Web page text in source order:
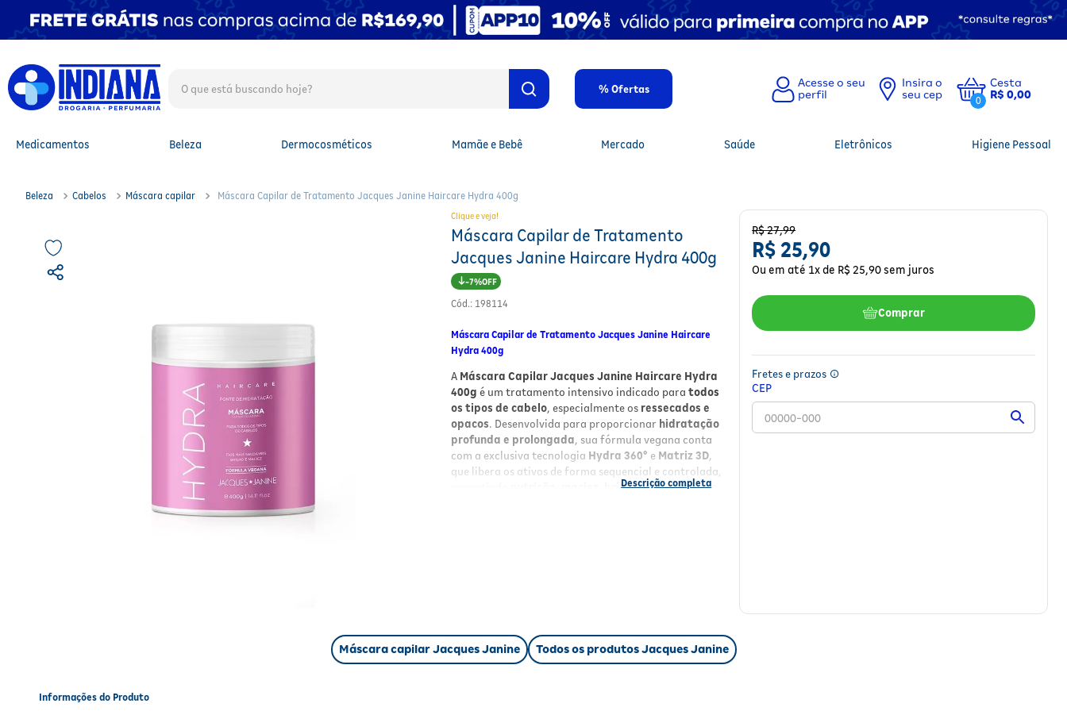
% Ofertas
Insira o
seu cep
0
Cesta
R$ 0,00
Medicamentos Beleza Dermocosméticos Mamãe e Bebê Mercado Saúde Eletrônicos Higiene Pessoal
Beleza Cabelos Máscara capilar Máscara Capilar de Tratamento Jacques Janine Haircare Hydra 400g
Clique e veja!
Máscara Capilar de Tratamento
Jacques Janine Haircare Hydra 400g
7%
Cód.: 198114
Máscara Capilar de Tratamento Jacques Janine Haircare
Hydra 400g
A Máscara Capilar Jacques Janine Haircare Hydra
400g é um tratamento intensivo indicado paratodos
os tipos de cabelo, especialmente os ressecados e
opacos. Desenvolvida para proporcionar hidratação
profunda e prolongada, sua fórmula vegana conta
com a exclusiva tecnologia Hydra 360° e Matriz 3D,
que libera os ativos de forma sequencial e controlada,
nutrição, maciez, brilhoetoque sedoso
ingredientes de origem animal;
Ação rápidaem 5 minutos, ideal para o dia a
R$27,99
R$ 25,90
Ou em até 1x de R$ 25,90sem juros
Comprar
Fretes e prazos
CEP
Máscara capilar Jacques Janine Todos os produtos Jacques Janine
Informações do Produto
TERMOS MAIS BUSCADOS
1º
fralda
protetor solar facial
shampoo